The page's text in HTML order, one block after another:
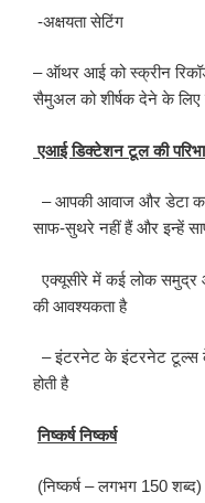
-अक्षयता सेटिंग
– ऑथर आई को स्क्रीन
सैमुअल को शीर्षक देने के लिए
एआई डिक्टेशन टूल की
– आपकी आवाज और डेटा
साफ-सुथरे नहीं हैं और इन्हें
एक्यूसीरे में कई लोक समुद्र
की आवश्यकता है
– इंटरनेट के इंटरनेट टूल्स
होती है
निष्कर्ष निष्कर्ष
(निष्कर्ष – लगभग 150 शब्द)